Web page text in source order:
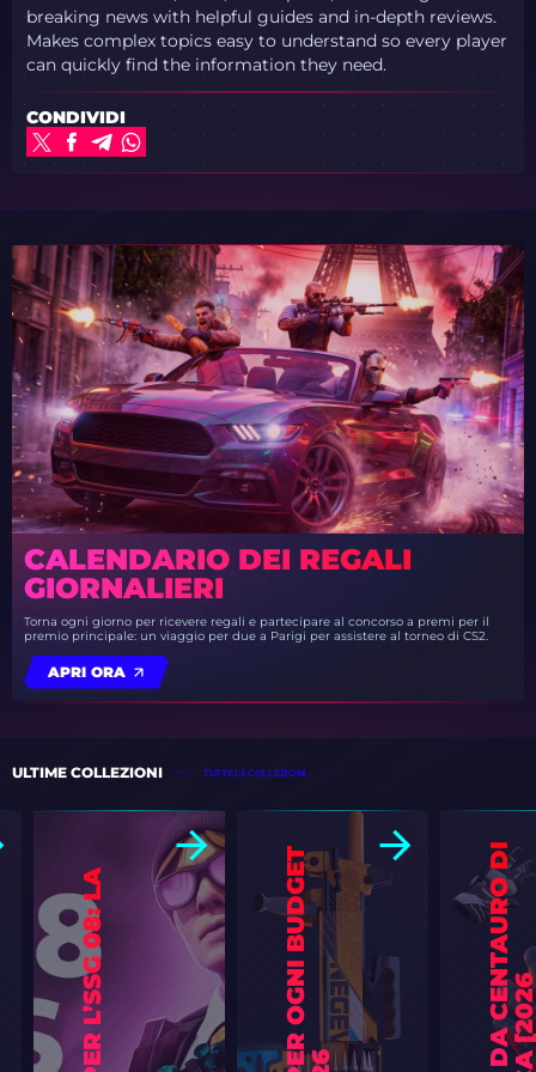
breaking news with helpful guides and in-depth reviews.
Makes complex topics easy to understand so every player
can quickly find the information they need.
CONDIVIDI
CALENDARIO DEI REGALI
GIORNALIERI
Torna ogni giorno per ricevere regali e partecipare al concorso a premi per il
premio principale: un viaggio per due a Parigi per assistere al torneo di CS2.
APRI ORA
ULTIME COLLEZIONI TUTTE LE COLLEZIONI